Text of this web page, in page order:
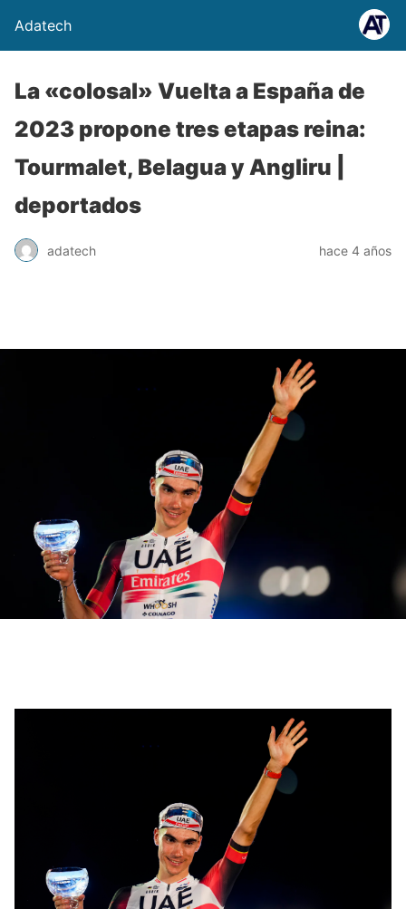
Adatech
La «colosal» Vuelta a España de
2023 propone tres etapas reina:
Tourmalet, Belagua y Angliru |
deportados
adatech hace 4 años